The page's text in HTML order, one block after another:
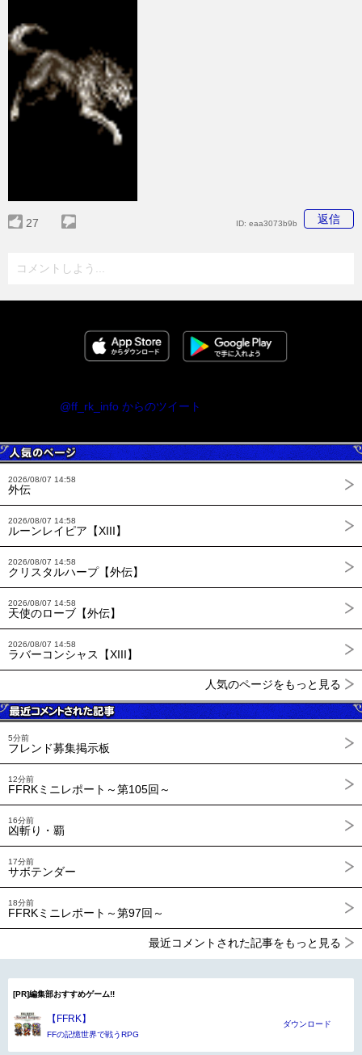
27 返信
ID: eaa3073b9b
コメントしよう...
@ff_rk_info からのツイート
2026/08/07 14:58
外伝
2026/08/07 14:58
ルーンレイピア【XIII】
2026/08/07 14:58
クリスタルハープ【外伝】
2026/08/07 14:58
天使のローブ【外伝】
2026/08/07 14:58
ラバーコンシャス【XIII】
人気のページをもっと見る
5分前
フレンド募集掲示板
12分前
FFRKミニレポート～第105回～
16分前
凶斬り・覇
17分前
サボテンダー
18分前
FFRKミニレポート～第97回～
最近コメントされた記事をもっと見る
[PR]編集部おすすめゲーム!!
【FFRK】
FFの記憶世界で戦うRPG
ダウンロード